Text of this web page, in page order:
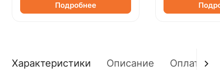
Подробнее
Характеристики Описание Оплата